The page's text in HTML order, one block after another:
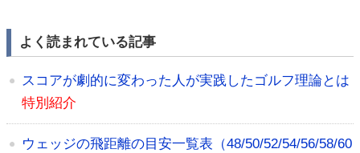
よく読まれている記事
スコアが劇的に変わった人が実践したゴルフ理論とは
特別紹介
ウェッジの飛距離の目安一覧表（48/50/52/54/56/58/60